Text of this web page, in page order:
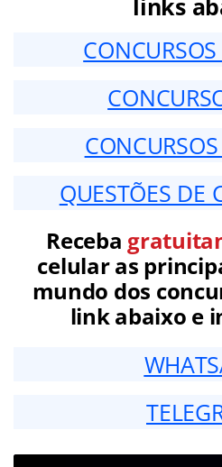
QUESTÕES DE
Receba
celular as
mundo dos
link abaixo e